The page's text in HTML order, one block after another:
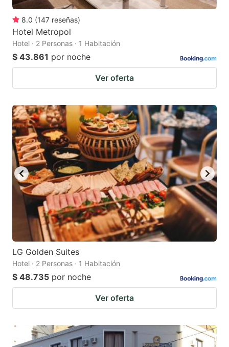
8.0 (147 reseñas)
Hotel Metropol
Hotel · 2 Personas · 1 Habitación
$ 43.861 por noche
Ver oferta
LG Golden Suites
Hotel · 2 Personas · 1 Habitación
$ 48.735 por noche
Ver oferta